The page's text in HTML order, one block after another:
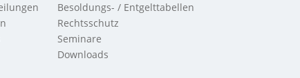
Besoldungs- / Entgelttabellen
Rechtsschutz
Seminare
Downloads